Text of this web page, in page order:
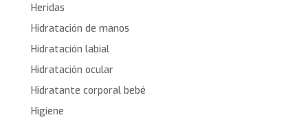
Heridas
Hidratación de manos
Hidratación labial
Hidratación ocular
Hidratante corporal bebé
Higiene